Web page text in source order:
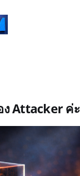
Attacker ค่ะ